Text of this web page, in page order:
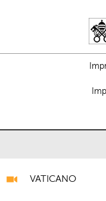
VATICANO